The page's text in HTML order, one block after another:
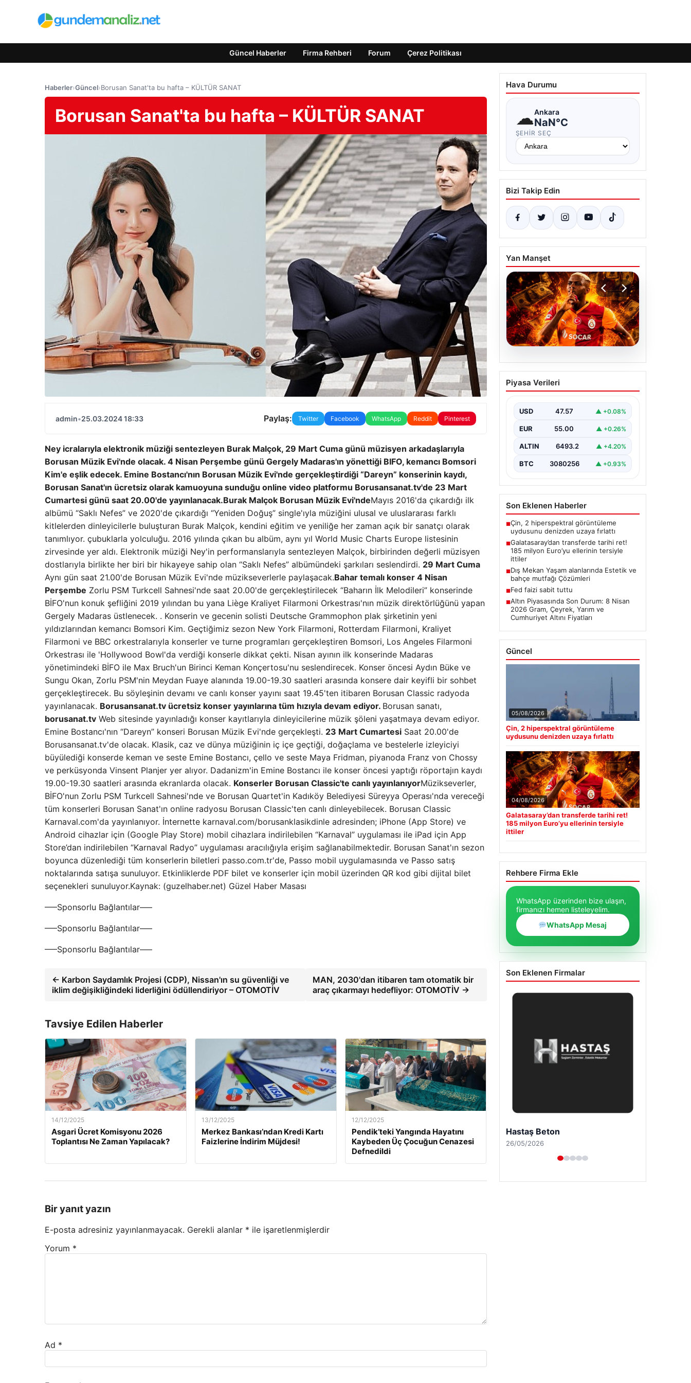
Güncel Haberler Firma Rehberi Forum Çerez Politikası
Haberler›Güncel›Borusan Sanat'ta bu hafta – KÜLTÜR SANAT
Borusan Sanat'ta bu hafta – KÜLTÜR SANAT
admin•25.03.2024 18:33 Paylaş: Twitter Facebook WhatsApp Reddit Pinterest
Ney icralarıyla elektronik müziği sentezleyen Burak Malçok, 29 Mart Cuma günü müzisyen arkadaşlarıyla
Borusan Müzik Evi'nde olacak. 4 Nisan Perşembe günü Gergely Madaras'ın yönettiği BIFO, kemancı Bomsori
Kim'e eşlik edecek. Emine Bostancı'nın Borusan Müzik Evi'nde gerçekleştirdiği “Dareyn” konserinin kaydı,
Borusan Sanat'ın ücretsiz olarak kamuoyuna sunduğu online video platformu Borusansanat.tv'de 23 Mart
Cumartesi günü saat 20.00'de yayınlanacak.Burak Malçok Borusan Müzik Evi'ndeMayıs 2016'da çıkardığı ilk
albümü “Saklı Nefes” ve 2020'de çıkardığı “Yeniden Doğuş” single'ıyla müziğini ulusal ve uluslararası farklı
kitlelerden dinleyicilerle buluşturan Burak Malçok, kendini eğitim ve yeniliğe her zaman açık bir sanatçı olarak
tanımlıyor. çubuklarla yolculuğu. 2016 yılında çıkan bu albüm, aynı yıl World Music Charts Europe listesinin
zirvesinde yer aldı. Elektronik müziği Ney'in performanslarıyla sentezleyen Malçok, birbirinden değerli müzisyen
dostlarıyla birlikte her biri bir hikayeye sahip olan “Saklı Nefes” albümündeki şarkıları seslendirdi. 29 Mart Cuma
Aynı gün saat 21.00'de Borusan Müzik Evi'nde müzikseverlerle paylaşacak.Bahar temalı konser 4 Nisan
Perşembe Zorlu PSM Turkcell Sahnesi'nde saat 20.00'de gerçekleştirilecek “Baharın İlk Melodileri” konserinde
BİFO'nun konuk şefliğini 2019 yılından bu yana Liège Kraliyet Filarmoni Orkestrası'nın müzik direktörlüğünü yapan
Gergely Madaras üstlenecek. . Konserin ve gecenin solisti Deutsche Grammophon plak şirketinin yeni
yıldızlarından kemancı Bomsori Kim. Geçtiğimiz sezon New York Filarmoni, Rotterdam Filarmoni, Kraliyet
Filarmoni ve BBC orkestralarıyla konserler ve turne programları gerçekleştiren Bomsori, Los Angeles Filarmoni
Orkestrası ile 'Hollywood Bowl'da verdiği konserle dikkat çekti. Nisan ayının ilk konserinde Madaras
yönetimindeki BİFO ile Max Bruch'un Birinci Keman Konçertosu'nu seslendirecek. Konser öncesi Aydın Büke ve
Sungu Okan, Zorlu PSM'nin Meydan Fuaye alanında 19.00-19.30 saatleri arasında konsere dair keyifli bir sohbet
gerçekleştirecek. Bu söyleşinin devamı ve canlı konser yayını saat 19.45'ten itibaren Borusan Classic radyoda
yayınlanacak. Borusansanat.tv ücretsiz konser yayınlarına tüm hızıyla devam ediyor. Borusan sanatı,
borusanat.tv Web sitesinde yayınladığı konser kayıtlarıyla dinleyicilerine müzik şöleni yaşatmaya devam ediyor.
Emine Bostancı'nın “Dareyn” konseri Borusan Müzik Evi'nde gerçekleşti. 23 Mart Cumartesi Saat 20.00'de
Borusansanat.tv'de olacak. Klasik, caz ve dünya müziğinin iç içe geçtiği, doğaçlama ve bestelerle izleyiciyi
büyülediği konserde keman ve seste Emine Bostancı, çello ve seste Maya Fridman, piyanoda Franz von Chossy
ve perküsyonda Vinsent Planjer yer alıyor. Dadanizm'in Emine Bostancı ile konser öncesi yaptığı röportajın kaydı
19.00-19.30 saatleri arasında ekranlarda olacak. Konserler Borusan Classic'te canlı yayınlanıyorMüzikseverler,
BİFO'nun Zorlu PSM Turkcell Sahnesi'nde ve Borusan Quartet'in Kadıköy Belediyesi Süreyya Operası'nda vereceği
tüm konserleri Borusan Sanat'ın online radyosu Borusan Classic'ten canlı dinleyebilecek. Borusan Classic
Karnaval.com'da yayınlanıyor. İnternette karnaval.com/borusanklasikdinle adresinden; iPhone (App Store) ve
Android cihazlar için (Google Play Store) mobil cihazlara indirilebilen “Karnaval” uygulaması ile iPad için App
Store’dan indirilebilen “Karnaval Radyo” uygulaması aracılığıyla erişim sağlanabilmektedir. Borusan Sanat'ın sezon
boyunca düzenlediği tüm konserlerin biletleri passo.com.tr'de, Passo mobil uygulamasında ve Passo satış
noktalarında satışa sunuluyor. Etkinliklerde PDF bilet ve konserler için mobil üzerinden QR kod gibi dijital bilet
seçenekleri sunuluyor.Kaynak: (guzelhaber.net) Güzel Haber Masası
—–Sponsorlu Bağlantılar—–
—–Sponsorlu Bağlantılar—–
—–Sponsorlu Bağlantılar—–
← Karbon Saydamlık Projesi (CDP), Nissan'ın su güvenliği ve
iklim değişikliğindeki liderliğini ödüllendiriyor – OTOMOTİV
MAN, 2030'dan itibaren tam otomatik bir
araç çıkarmayı hedefliyor: OTOMOTİV →
Tavsiye Edilen Haberler
14/12/2025
Asgari Ücret Komisyonu 2026
Toplantısı Ne Zaman Yapılacak?
13/12/2025
Merkez Bankası’ndan Kredi Kartı
Faizlerine İndirim Müjdesi!
12/12/2025
Pendik’teki Yangında Hayatını
Kaybeden Üç Çocuğun Cenazesi
Defnedildi
Bir yanıt yazın
E-posta adresiniz yayınlanmayacak. Gerekli alanlar * ile işaretlenmişlerdir
Yorum *
Ad *
Hava Durumu
☁Ankara
NaN°C
ŞEHIR SEÇ
Bizi Takip Edin
Yan Manşet
04.08.2026
Galatasaray’dan
transferde tarihi ret! 185
tersiyle ittiler
Piyasa Verileri
USD 47.57 ▲ +0.08%
EUR 55.00 ▲ +0.26%
ALTIN 6493.2 ▲ +4.20%
BTC 3080256 ▲ +0.93%
Son Eklenen Haberler
■Çin, 2 hiperspektral görüntüleme
uydusunu denizden uzaya fırlattı
■Galatasaray’dan transferde tarihi ret!
185 milyon Euro’yu ellerinin tersiyle
ittiler
■Dış Mekan Yaşam alanlarında Estetik ve
bahçe mutfağı Çözümleri
■Fed faizi sabit tuttu
■Altın Piyasasında Son Durum: 8 Nisan
2026 Gram, Çeyrek, Yarım ve
Cumhuriyet Altını Fiyatları
Güncel
05/08/2026
Çin, 2 hiperspektral görüntüleme
uydusunu denizden uzaya fırlattı
04/08/2026
Galatasaray’dan transferde tarihi ret!
185 milyon Euro’yu ellerinin tersiyle
ittiler
Rehbere Firma Ekle
WhatsApp üzerinden bize ulaşın,
firmanızı hemen listeleyelim.
WhatsApp Mesaj
Son Eklenen Firmalar
Enes Kaplan Avukatlık Bürosu
28/04/2026